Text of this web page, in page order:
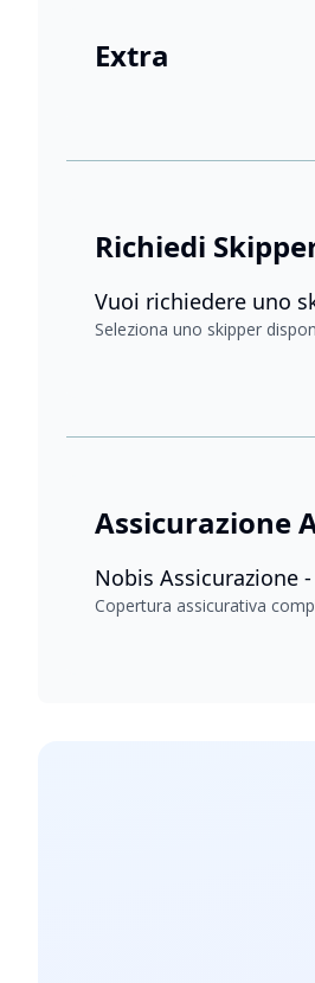
Extra
Richiedi
Vuoi richiedere uno
Seleziona uno skipper
Assicurazione
Nobis Assicurazione
Copertura assicurativa